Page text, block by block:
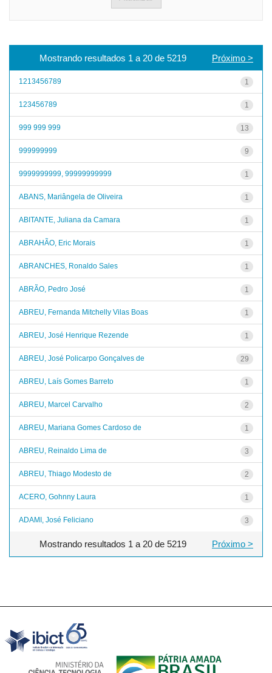
Mostrando resultados 1 a 20 de 5219 Próximo >
1213456789 1
123456789 1
999 999 999 13
999999999 9
9999999999, 99999999999 1
ABANS, Mariângela de Oliveira 1
ABITANTE, Juliana da Camara 1
ABRAHÃO, Eric Morais 1
ABRANCHES, Ronaldo Sales 1
ABRÃO, Pedro José 1
ABREU, Fernanda Mitchelly Vilas Boas 1
ABREU, José Henrique Rezende 1
ABREU, José Policarpo Gonçalves de 29
ABREU, Laís Gomes Barreto 1
ABREU, Marcel Carvalho 2
ABREU, Mariana Gomes Cardoso de 1
ABREU, Reinaldo Lima de 3
ABREU, Thiago Modesto de 2
ACERO, Gohnny Laura 1
ADAMI, José Feliciano 3
Mostrando resultados 1 a 20 de 5219 Próximo >